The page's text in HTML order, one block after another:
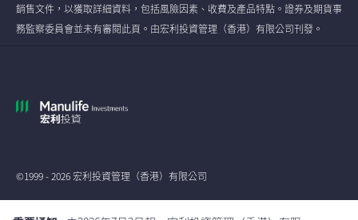
銷售文件，以獲取詳細資料，包括風險因素、收費及產品特點。證券及期貨事
務監察委員會並未有審閱此頁。由宏利投資管理（香港）有限公司刊發。
©1999 - 2026 宏利投資管理（香港）有限公司